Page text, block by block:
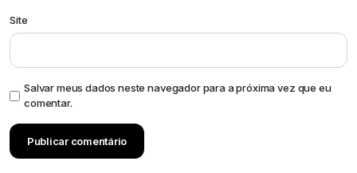
Site
Salvar meus dados neste navegador para a próxima vez que eu
comentar.